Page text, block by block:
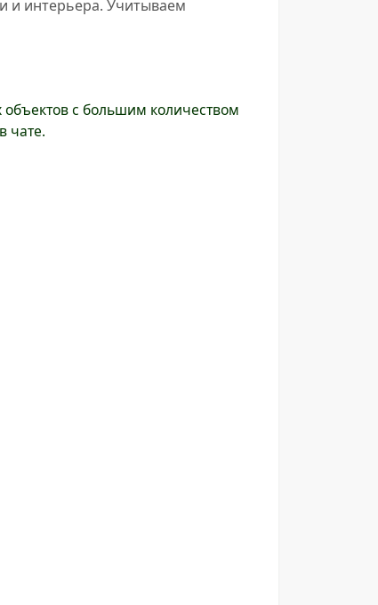
и интерьера. Учитываем
с большим количеством
чате.